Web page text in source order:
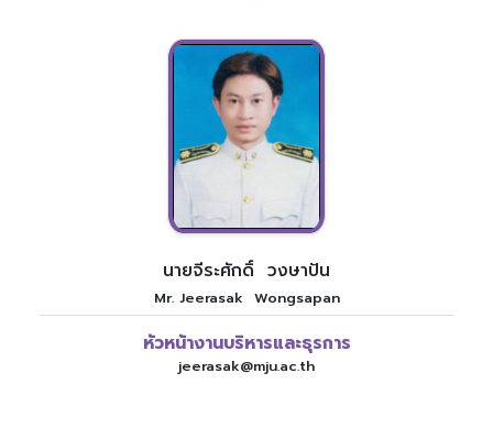
นายจีระศักดิ์ วงษาปัน
Mr. Jeerasak Wongsapan
หัวหน้างานบริหารและธุรการ
jeerasak@mju.ac.th